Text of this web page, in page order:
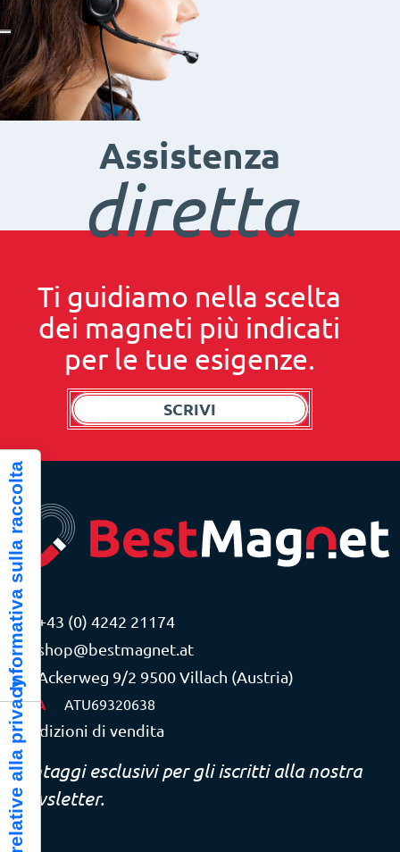
Assistenza
diretta
Ti guidiamo nella scelta
dei magneti più indicati
per le tue esigenze.
SCRIVI
+43 (0) 4242 21174
shop@bestmagnet.at
Ackerweg 9/2 9500 Villach (Austria)
P.IVA ATU69320638
Condizioni di vendita
Vantaggi esclusivi per gli iscritti alla nostra
newsletter.
Informativa sulla raccolta